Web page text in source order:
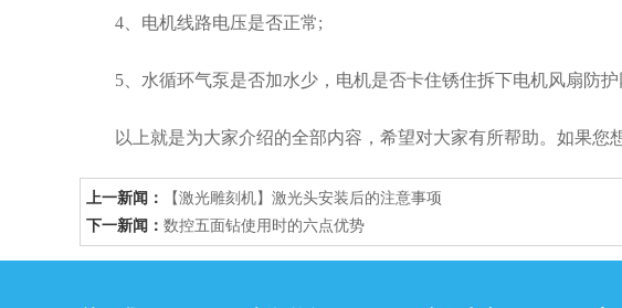
4、电机线路电压是否正常;
5、水循环气泵是否加水少，电机是否卡住锈住拆下电机风扇防护
以上就是为大家介绍的全部内容，希望对大家有所帮助。如果您
上一新闻：
【激光雕刻机】激光头安装后的注意事项
下一新闻： 数控五面钻使用时的六点优势